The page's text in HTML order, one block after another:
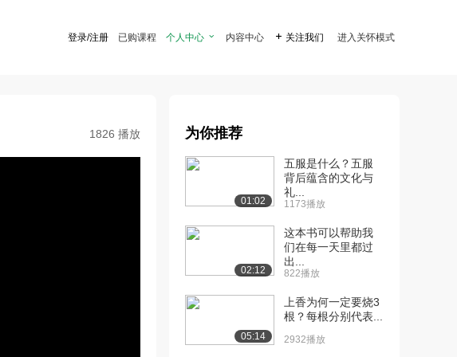
登录/注册 已购课程 个人中心  内容中心  关注我们 进入关怀模式
1826 播放 为你推荐
01:02
五服是什么？五服
背后蕴含的文化与
礼...
1173播放
02:12
这本书可以帮助我
们在每一天里都过
出...
822播放
05:14
上香为何一定要烧3
根？每根分别代表...
2932播放